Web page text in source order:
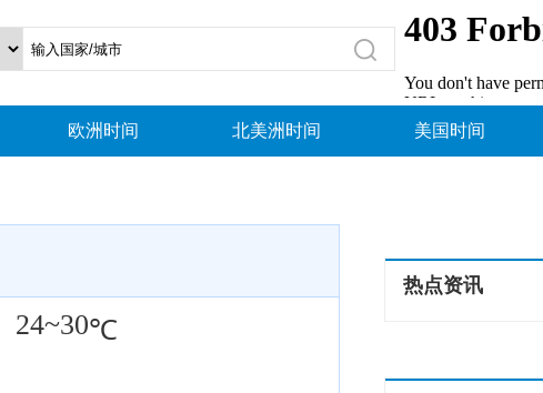
欧洲时间 北美洲时间 美国时间
24~30℃
热点资讯